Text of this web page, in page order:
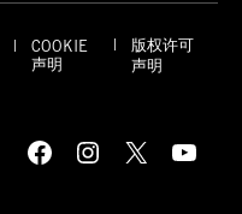
COOKIE
声明
版权许可
声明
Facebook Instagram X YouTube